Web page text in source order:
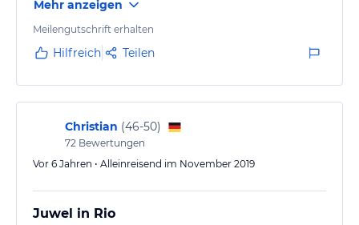
Einzig WLAN könnte ein bisschen besser sein.
Mehr anzeigen
Meilengutschrift erhalten
Hilfreich Teilen
Christian (46-50)
72 Bewertungen
Vor 6 Jahren • Alleinreisend im November 2019
Juwel in Rio